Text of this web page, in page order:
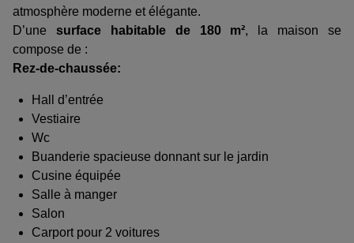
atmosphère moderne et élégante.
D’une surface habitable de 180 m², la maison se
compose de :
Rez-de-chaussée:
Hall d’entrée
Vestiaire
Wc
Buanderie spacieuse donnant sur le jardin
Cusine équipée
Salle à manger
Salon
Carport pour 2 voitures